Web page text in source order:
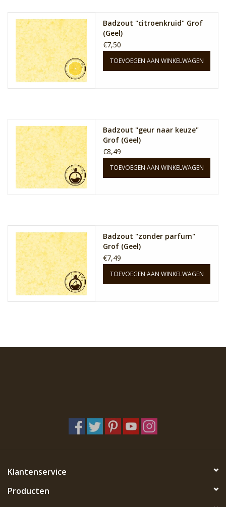
Badzout "citroenkruid" Grof
(Geel)
€7,50
TOEVOEGEN AAN WINKELWAGEN
Badzout "geur naar keuze"
Grof (Geel)
€8,49
TOEVOEGEN AAN WINKELWAGEN
Badzout "zonder parfum"
Grof (Geel)
€7,49
TOEVOEGEN AAN WINKELWAGEN
Klantenservice
Producten